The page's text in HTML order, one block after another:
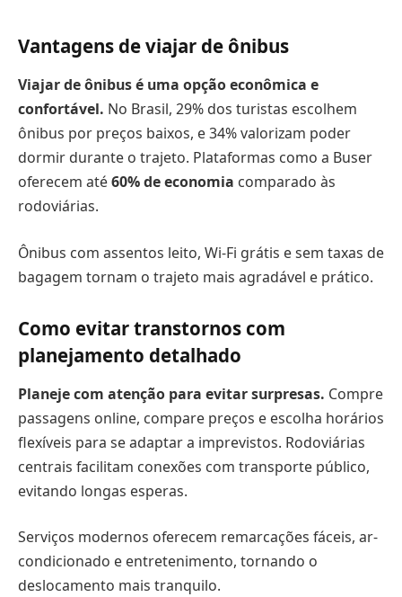
Vantagens de viajar de ônibus
Viajar de ônibus é uma opção econômica e
confortável. No Brasil, 29% dos turistas escolhem
ônibus por preços baixos, e 34% valorizam poder
dormir durante o trajeto. Plataformas como a Buser
oferecem até60% de economia comparado às
rodoviárias.
Ônibus com assentos leito, Wi-Fi grátis e sem taxas de
bagagem tornam o trajeto mais agradável e prático.
Como evitar transtornos com
planejamento detalhado
Planeje com atenção para evitar surpresas. Compre
passagens online, compare preços e escolha horários
flexíveis para se adaptar a imprevistos. Rodoviárias
centrais facilitam conexões com transporte público,
evitando longas esperas.
Serviços modernos oferecem remarcações fáceis, ar-
condicionado e entretenimento, tornando o
deslocamento mais tranquilo.